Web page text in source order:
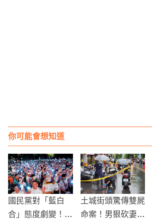
你可能會想知道
國民黨對「藍白
合」態度劇變！2
土城街頭驚傳雙屍
命案！男狠砍妻與